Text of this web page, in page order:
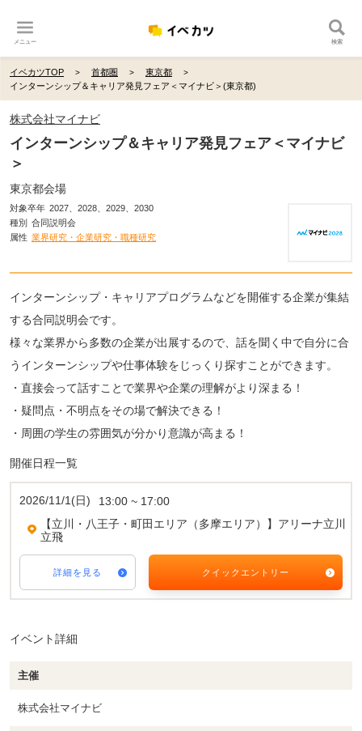
メニュー 検索
イベカツTOP 首都圏
東京都
インターンシップ＆キャリア発見フェア＜マイナビ＞(東京都)
株式会社マイナビ
インターンシップ＆キャリア発見フェア＜マイナビ
＞
東京都会場
対象卒年 2027、2028、2029、2030
種別 合同説明会
属性 業界研究・企業研究・職種研究
インターンシップ・キャリアプログラムなどを開催する企業が集結
する合同説明会です。
様々な業界から多数の企業が出展するので、話を聞く中で自分に合
うインターンシップや仕事体験をじっくり探すことができます。
・直接会って話すことで業界や企業の理解がより深まる！
・疑問点・不明点をその場で解決できる！
・周囲の学生の雰囲気が分かり意識が高まる！
開催日程一覧
2026/11/1(日)
13:00 ~ 17:00
【立川・八王子・町田エリア（多摩エリア）】アリーナ立川
立飛
詳細を見る クイックエントリー
イベント詳細
主催
株式会社マイナビ